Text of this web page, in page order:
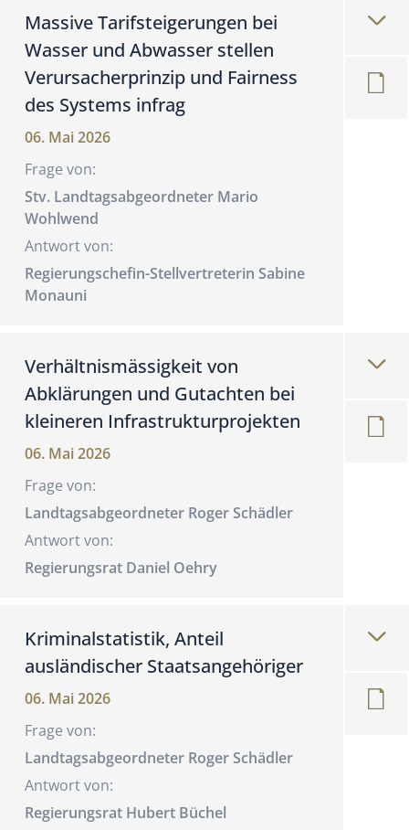
Massive Tarifsteigerungen bei
Wasser und Abwasser stellen
Verursacherprinzip und Fairness
des Systems infrag
06. Mai 2026
Frage von:
Stv. Landtagsabgeordneter Mario
Wohlwend
Antwort von:
Regierungschefin-Stellvertreterin Sabine
Monauni
Verhältnismässigkeit von
Abklärungen und Gutachten bei
kleineren Infrastrukturprojekten
06. Mai 2026
Frage von:
Landtagsabgeordneter Roger Schädler
Antwort von:
Regierungsrat Daniel Oehry
Kriminalstatistik, Anteil
ausländischer Staatsangehöriger
06. Mai 2026
Frage von:
Landtagsabgeordneter Roger Schädler
Antwort von:
Regierungsrat Hubert Büchel